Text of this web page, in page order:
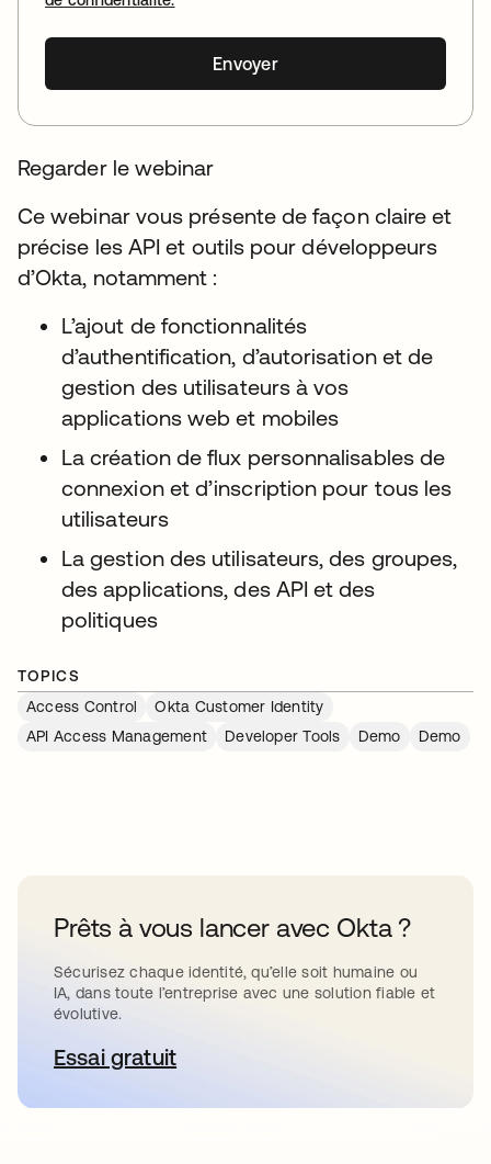
Envoyer
Regarder le webinar
Ce webinar vous présente de façon claire et
précise les API et outils pour développeurs
d’Okta, notamment :
L’ajout de fonctionnalités
d’authentification, d’autorisation et de
gestion des utilisateurs à vos
applications web et mobiles
La création de flux personnalisables de
connexion et d’inscription pour tous les
utilisateurs
La gestion des utilisateurs, des groupes,
des applications, des API et des
politiques
TOPICS
Access Control
Okta Customer Identity
API Access Management
Developer Tools Demo Demo
Prêts à vous lancer avec Okta ?
Sécurisez chaque identité, qu’elle soit humaine ou
IA, dans toute l’entreprise avec une solution fiable et
évolutive.
Essai gratuits’ouvre dans un nouvel onglet